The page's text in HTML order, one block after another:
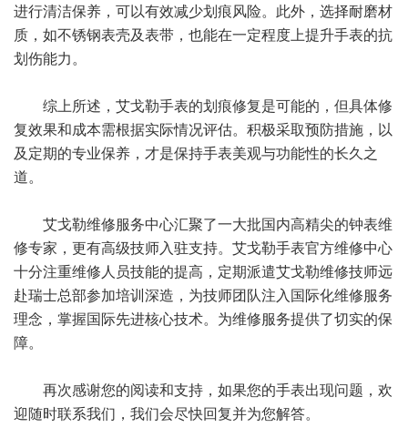
进行清洁保养，可以有效减少划痕风险。此外，选择耐磨材
质，如不锈钢表壳及表带，也能在一定程度上提升手表的抗
划伤能力。
综上所述，艾戈勒手表的划痕修复是可能的，但具体修
复效果和成本需根据实际情况评估。积极采取预防措施，以
及定期的专业保养，才是保持手表美观与功能性的长久之
道。
艾戈勒维修服务中心汇聚了一大批国内高精尖的钟表维
修专家，更有高级技师入驻支持。艾戈勒手表官方维修中心
十分注重维修人员技能的提高，定期派遣艾戈勒维修技师远
赴瑞士总部参加培训深造，为技师团队注入国际化维修服务
理念，掌握国际先进核心技术。为维修服务提供了切实的保
障。
再次感谢您的阅读和支持，如果您的手表出现问题，欢
迎随时联系我们，我们会尽快回复并为您解答。